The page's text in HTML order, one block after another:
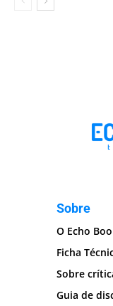
Sobre
O Echo
Ficha
Sobre
Guia de